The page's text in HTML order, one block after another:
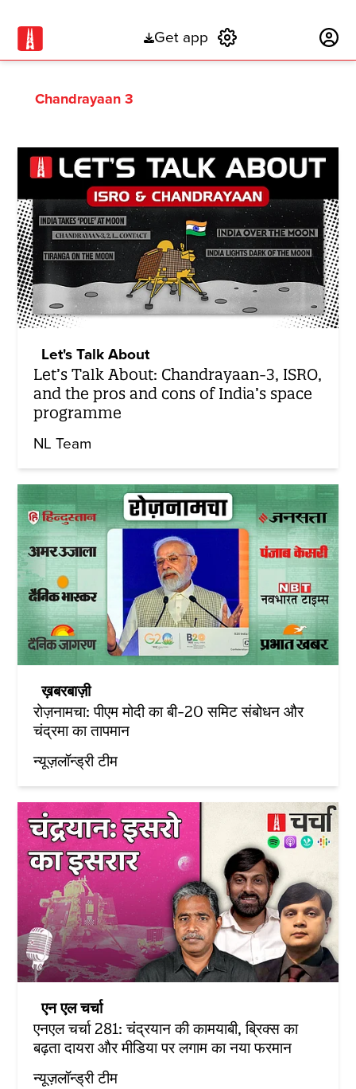
Get app
Chandrayaan 3
Let's Talk About
Let’s Talk About: Chandrayaan-3, ISRO,
and the pros and cons of India’s space
programme
NL Team
ख़बरबाज़ी
रोज़नामचा: पीएम मोदी का बी-20 समिट संबोधन और
चंद्रमा का तापमान
न्यूज़लॉन्ड्री टीम
एन एल चर्चा
एनएल चर्चा 281: चंद्रयान की कामयाबी, ब्रिक्स का
बढ़ता दायरा और मीडिया पर लगाम का नया फरमान
न्यूज़लॉन्ड्री टीम